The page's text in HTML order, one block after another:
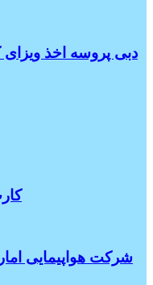
شرکت هواپیمایی